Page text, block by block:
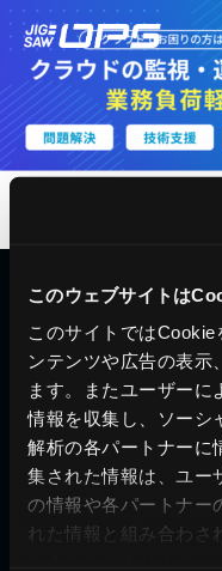
このウェブサイトは
このサイトでは
ンテンツや広告の表示
ます。またユーザーに
情報を収集し、ソーシ
解析の各パートナーに
集された情報は、ユー
の情報や各パートナー
れた情報と組み合わさ
料金シミュレーション
導入事例
ブログ
ニュース
ホワイトペーパー